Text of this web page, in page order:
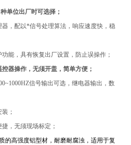
单位出厂时可选择；
，配以*信号处理算法，响应速度快，稳
能，具有恢复出厂设置，防止误操作；
器操作，无须开盖，简单方便；
信号输出可选，继电器输出，数
；
，无须现场标定；
高强度铝型材，耐磨耐腐浊，适用于复